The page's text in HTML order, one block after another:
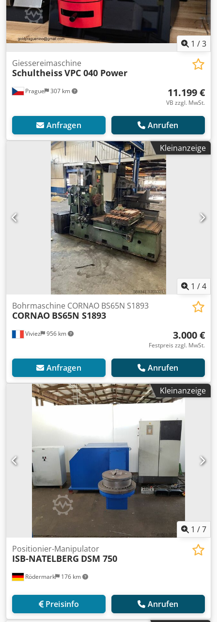
1 /3
Prague 307 km
Giessereimaschine
SchultheissVPC 040 Power
11.199 €
VB zzgl. MwSt.
Anfragen Anrufen
Kleinanzeige
1 /4
Viviez 956 km
Bohrmaschine CORNAO BS65N S1893
CORNAO BS65N S1893
3.000 €
Festpreis zzgl. MwSt.
Anfragen Anrufen
Kleinanzeige
1 /7
Rödermark 176 km
Positionier-Manipulator
ISB-NATELBERG DSM 750
Preisinfo Anrufen